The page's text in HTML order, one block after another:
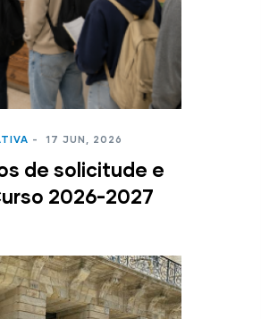
- 17 JUN, 2026
de solicitude e
2026-2027